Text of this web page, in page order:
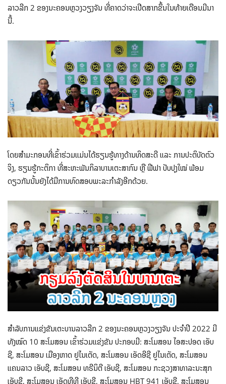
ລາວລີກ 2 ຂອງນະຄອນຫຼວງວຽງຈັນ ທີ່ຄາດວ່າຈະເປີດສາກຂຶ້ນໃນທ້າຍເດືອນມີນາ
ນີ້.
ໂດຍສຳມະກອນທີ່ເຂົ້າຮ່ວມແມ່ນໄດ້ຮຽນຮູ້ທາງດ້ານທິດສະດີ ແລະ ການປະຕິບັດຕົວ
ຈິງ, ຮຽນຮູ້ກະຕິກາ ທີ່ສະຫະພັນກິລາບານເຕະສາກົນ ຫຼື ຟີຟາ ປັບປຸງໃໝ່ ພ້ອມ
ດຽວກັນນັ້ນຍັງໄດ້ມີການທົດສອບພະລະກຳລັງອີກດ້ວຍ.
ສຳລັບການແຂ່ງຂັນເຕະບານລາວລີກ 2 ຂອງນະຄອນຫຼວງວຽງຈັນ ປະຈຳປີ 2022 ມີ
ທັງໝົດ 10 ສະໂມສອນ ເຂົ້າຮ່ວມແຂ່ງຂັນ ປະກອບມີ: ສະໂມສອນ ໄອສະປອດ ເອັບ
ຊີ, ສະໂມສອນ ເມືອງຫາດ ຢູໄນເຕັດ, ສະໂມສອນ ເອັດອີຊີ ຢູໄນເຕັດ, ສະໂມສອນ
ແຄນລາວ ເອັບຊີ, ສະໂມສອນ ທຣີນິຕີ ເອັບຊີ, ສະໂມສອນ ກະຊວງສາທາລະນະສຸກ
ເອັບຊີ, ສະໂມສອນ ເອັດທີທີ ເອັບຊີ, ສະໂມສອນ HBT 941 ເອັບຊີ, ສະໂມສອນ